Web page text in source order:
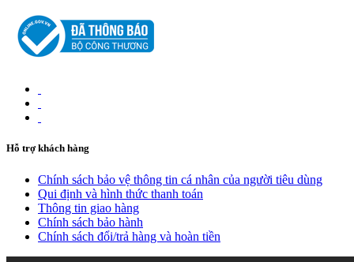
Hỗ trợ khách hàng
Chính sách bảo vệ thông tin cá nhân của người tiêu dùng
Qui định và hình thức thanh toán
Thông tin giao hàng
Chính sách bảo hành
Chính sách đổi/trả hàng và hoàn tiền